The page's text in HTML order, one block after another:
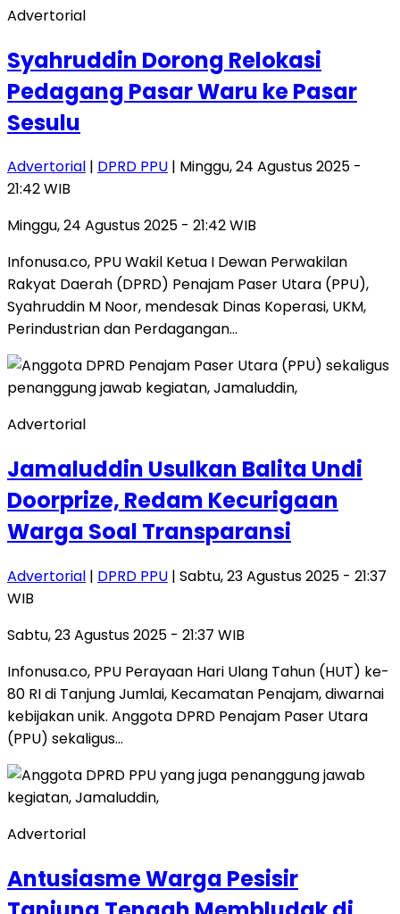
Advertorial
Syahruddin Dorong Relokasi
Pedagang Pasar Waru ke Pasar
Sesulu
Advertorial | DPRD PPU | Minggu, 24 Agustus 2025 -
21:42 WIB
Minggu, 24 Agustus 2025 - 21:42 WIB
Infonusa.co, PPU Wakil Ketua I Dewan Perwakilan
Rakyat Daerah (DPRD) Penajam Paser Utara (PPU),
Syahruddin M Noor, mendesak Dinas Koperasi, UKM,
Perindustrian dan Perdagangan…
Advertorial
Jamaluddin Usulkan Balita Undi
Doorprize, Redam Kecurigaan
Warga Soal Transparansi
Advertorial | DPRD PPU | Sabtu, 23 Agustus 2025 - 21:37
WIB
Sabtu, 23 Agustus 2025 - 21:37 WIB
Infonusa.co, PPU Perayaan Hari Ulang Tahun (HUT) ke-
80 RI di Tanjung Jumlai, Kecamatan Penajam, diwarnai
kebijakan unik. Anggota DPRD Penajam Paser Utara
(PPU) sekaligus…
Advertorial
Antusiasme Warga Pesisir